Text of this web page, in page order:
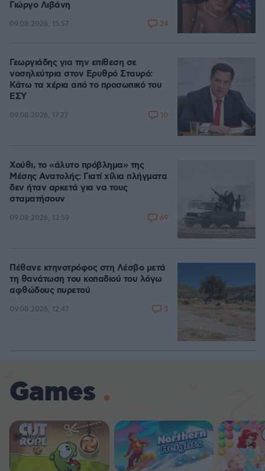
Γιώργο Λιβάνη
09.08.2026, 15:57 24
Γεωργιάδης για την επίθεση σε
νοσηλεύτρια στον Ερυθρό Σταυρό:
Κάτω τα χέρια από το προσωπικό του
ΕΣΥ
09.08.2026, 17:27 10
Χούθι, το «άλυτο πρόβλημα» της
Μέσης Ανατολής: Γιατί χίλια πλήγματα
δεν ήταν αρκετά για να τους
σταματήσουν
09.08.2026, 13:59 69
Πέθανε κτηνοτρόφος στη Λέσβο μετά
τη θανάτωση του κοπαδιού του λόγω
αφθώδους πυρετού
09.08.2026, 12:47 3
Games